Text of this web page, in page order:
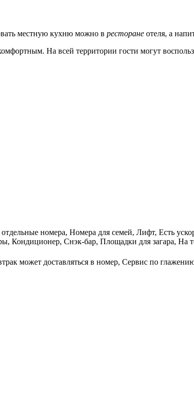
местную кухню можно в ресторане отеля, а
На всей территории гости могут
номера, Номера для семей, Лифт, Есть
Кондиционер, Снэк-бар, Площадки для загара, На
может доставляться в номер, Сервис по